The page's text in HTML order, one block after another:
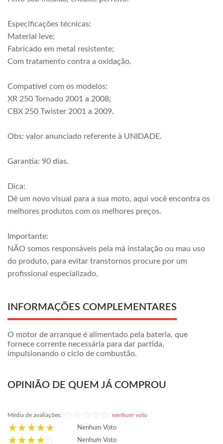
Especificações técnicas:
Material leve;
Fabricado em metal resistente;
Com tratamento contra a oxidação.
Compatível com os modelos:
XR 250 Tornado 2001 a 2008;
CBX 250 Twister 2001 a 2009.
Obs: valor anunciado referente à UNIDADE.
Garantia: 90 dias.
Dica:
Dê um novo visual para a sua moto, aqui você encontra os
melhores produtos com os melhores preços.
Importante:
NÃO somos responsáveis pela má instalação ou mau uso
do produto, para evitar transtornos procure por um
profissional especializado.
INFORMAÇÕES COMPLEMENTARES
O motor de arranque é alimentado pela bateria, que
fornece corrente necessária para dar partida,
impulsionando o ciclo de combustão.
OPINIÃO DE QUEM JÁ COMPROU
Média de avaliações: nenhum voto
Nenhum Voto
Nenhum Voto